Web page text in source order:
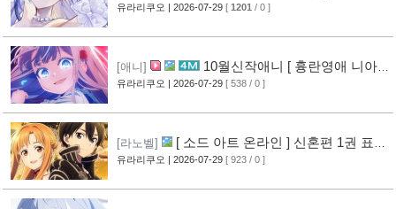
스 신작 피규어 공개 [12]
유라리쿠오 | 2026-07-29 [ 1201 / 0 ]
[애니]
10월신작애니 [ 흉란영애 니아
리스톤 ] PV 영상 공개 [13]
유라리쿠오 | 2026-07-29 [ 538 / 0 ]
[라노벨]
[ 소드 아트 온라인 ] 신혼편 1권 표지
공개 [16]
유라리쿠오 | 2026-07-29 [ 923 / 0 ]